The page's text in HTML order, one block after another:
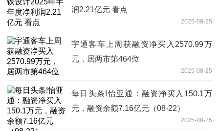
润2.21亿元 看点
2025-08-25
宇通客车上周获融资净买入2570.99万
元，居两市第464位
2025-08-25
每日头条!怡亚通：融资净买入150.1万
元，融资余额7.16亿元（08-22）
2025-08-25